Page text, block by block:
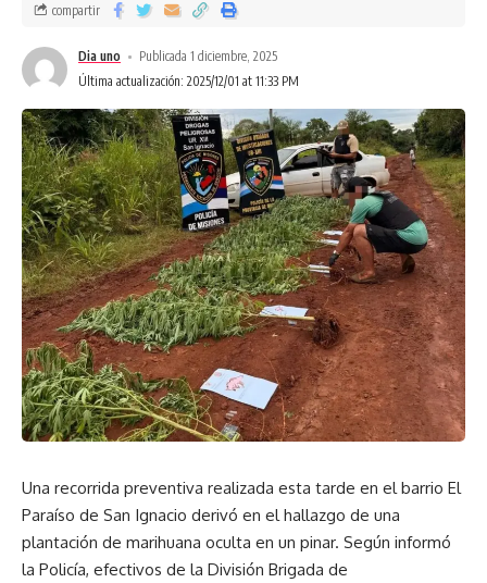
Última actualización: 2025/12/01 at 11:33 PM
Dia uno Publicada 1 diciembre, 2025
compartir
Una recorrida preventiva realizada esta tarde en el barrio El
Paraíso de San Ignacio derivó en el hallazgo de una
plantación de marihuana oculta en un pinar. Según informó
la Policía, efectivos de la División Brigada de